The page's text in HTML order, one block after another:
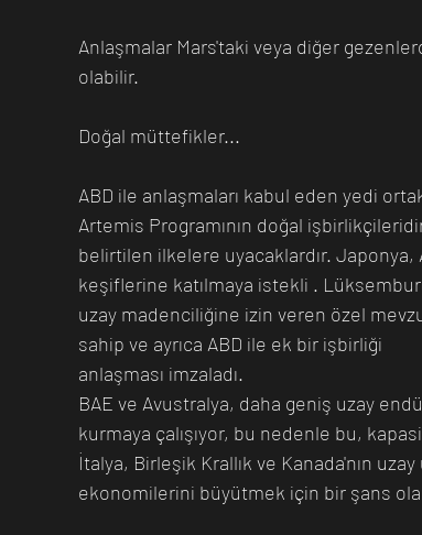
Anlaşmalar Mars'taki veya diğer
olabilir.
Doğal müttefikler...
ABD ile anlaşmaları kabul eden yedi
Artemis Programının doğal
belirtilen ilkelere uyacaklardır. Japonya,
keşiflerine katılmaya istekli .
uzay madenciliğine izin veren özel
sahip ve ayrıca ABD ile ek bir işbirliği
anlaşması imzaladı.
BAE ve Avustralya, daha geniş uzay
kurmaya çalışıyor, bu nedenle bu,
İtalya, Birleşik Krallık ve Kanada'nın
ekonomilerini büyütmek için bir şans